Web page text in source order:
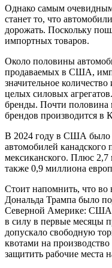
Однако самым очевидным
станет то, что
дорожать. Поскольку
импортных товаров.
Около половины
продаваемых в США,
значительное
целых силовых
бренды. Почти половина
брендов производится
В 2024 году в США было
автомобилей канадского
мексиканского. Плюс 2,7
также 0,9 миллиона
Стоит напомнить, что во
Дональда Трампа было
Северной Америке: США
в силу в первые месяцы
допускало свободную
квотами на
защитить рабочие